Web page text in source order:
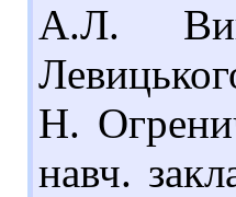
А.Л.
Н.
навч.